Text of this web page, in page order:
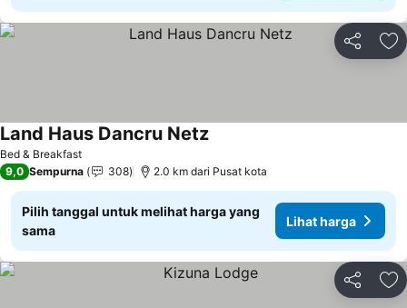
Bagikan
Bed & Breakfast
Land Haus Dancru NetzLihat harga
9,0 Sempurna 308 2.0 km dari Pusat kota
Pilih tanggal untuk melihat harga yang
sama
Lihat harga
Bagikan